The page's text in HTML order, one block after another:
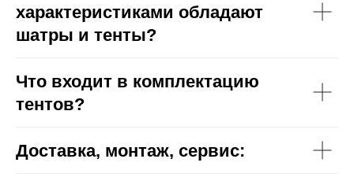
характеристиками обладают
шатры и тенты?
Что входит в комплектацию
тентов?
Доставка, монтаж, сервис: